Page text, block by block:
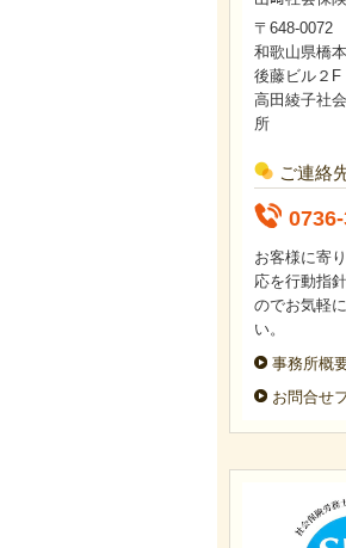
〒648-0072
和歌山県橋
後藤ビル２F
高田綾子社
所
ご連絡
お客様に寄
応を行動指
のでお気軽
い。
事務所概
お問合せ